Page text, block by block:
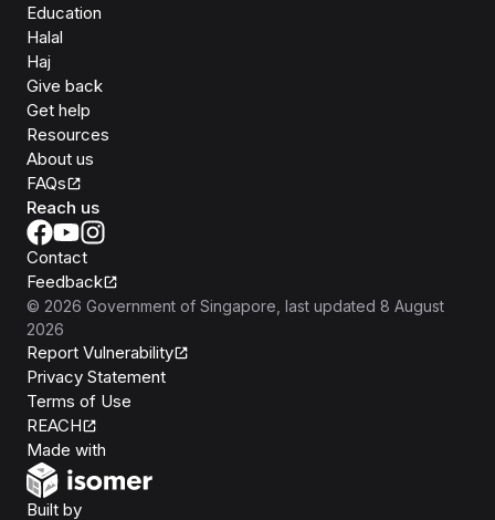
Education
Halal
Haj
Give back
Get help
Resources
About us
FAQs
Reach us
Contact
Feedback
© 2026 Government of Singapore , last updated 8 August
2026
Report Vulnerability
Privacy Statement
Terms of Use
REACH
Made with
Built byOpen Government Products